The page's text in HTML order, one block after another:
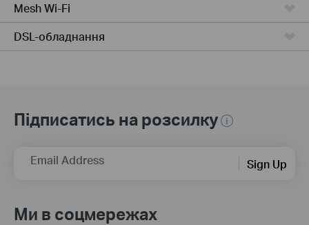
Mesh Wi-Fi
DSL-обладнання
Підписатись на розсилку
Email Address Sign Up
Ми в соцмережах